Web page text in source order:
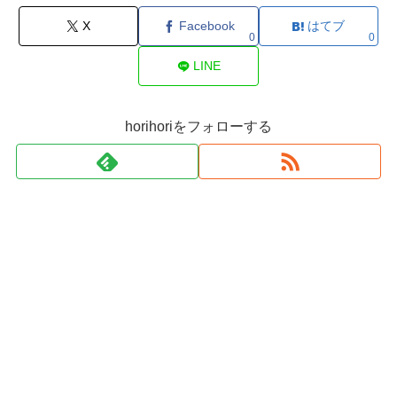
X Facebook
0
はてブ
0
LINE
horihoriをフォローする